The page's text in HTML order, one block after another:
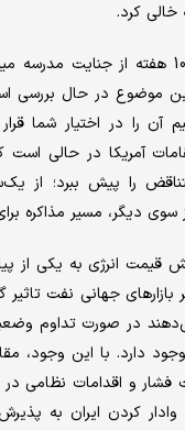
کرد.
ترامپ برغم گذشت 10 هفته از جنایت
موضوع در حال بررسی
آن را در اختیار شما
آمریکا در حالی
را پیش ببرد؛ از
سوی دیگر، مسیر مذاکره
قیمت انرژی به یکی از
بازارهای جهانی نفت
در صورت تداوم
وجود دارد. با این وجود،
فشار و اقدامات نظامی در
وادار کردن ایران به